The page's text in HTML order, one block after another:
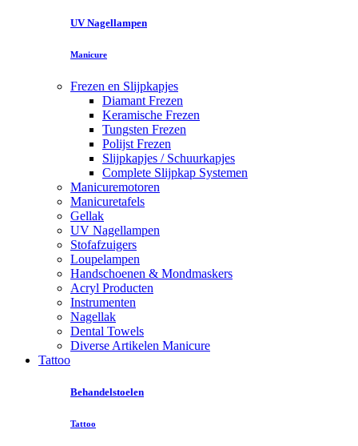
UV Nagellampen
Manicure
Frezen en Slijpkapjes
Diamant Frezen
Keramische Frezen
Tungsten Frezen
Polijst Frezen
Slijpkapjes / Schuurkapjes
Complete Slijpkap Systemen
Manicuremotoren
Manicuretafels
Gellak
UV Nagellampen
Stofafzuigers
Loupelampen
Handschoenen & Mondmaskers
Acryl Producten
Instrumenten
Nagellak
Dental Towels
Diverse Artikelen Manicure
Tattoo
Behandelstoelen
Tattoo